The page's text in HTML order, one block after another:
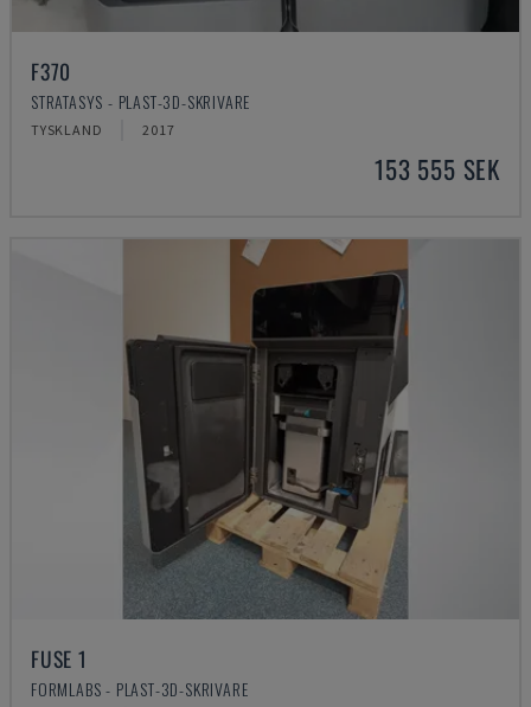
F370
STRATASYS - PLAST-3D-SKRIVARE
TYSKLAND 2017
153 555 SEK
FUSE 1
FORMLABS - PLAST-3D-SKRIVARE